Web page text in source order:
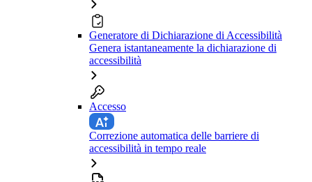
Generatore di Dichiarazione di Accessibilità
Genera istantaneamente la dichiarazione di
accessibilità
Accesso
Correzione automatica delle barriere di
accessibilità in tempo reale